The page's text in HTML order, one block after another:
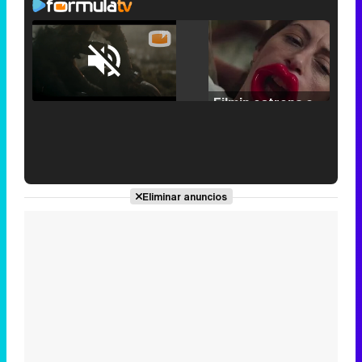
Unmute /
Loaded :
'120 Minutos' celebra sus 2.000 programas en Telemadrid con un vídeo del día a día en la redacción
Eliminar anuncios